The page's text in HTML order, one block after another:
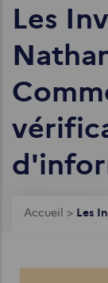
Les
Fil
Accueil >